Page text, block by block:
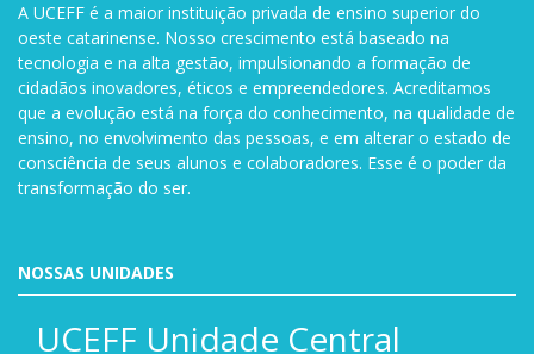
A UCEFF é a maior instituição privada de ensino superior do
oeste catarinense. Nosso crescimento está baseado na
tecnologia e na alta gestão, impulsionando a formação de
cidadãos inovadores, éticos e empreendedores. Acreditamos
que a evolução está na força do conhecimento, na qualidade de
ensino, no envolvimento das pessoas, e em alterar o estado de
consciência de seus alunos e colaboradores. Esse é o poder da
transformação do ser.
NOSSAS UNIDADES
UCEFF Unidade Central